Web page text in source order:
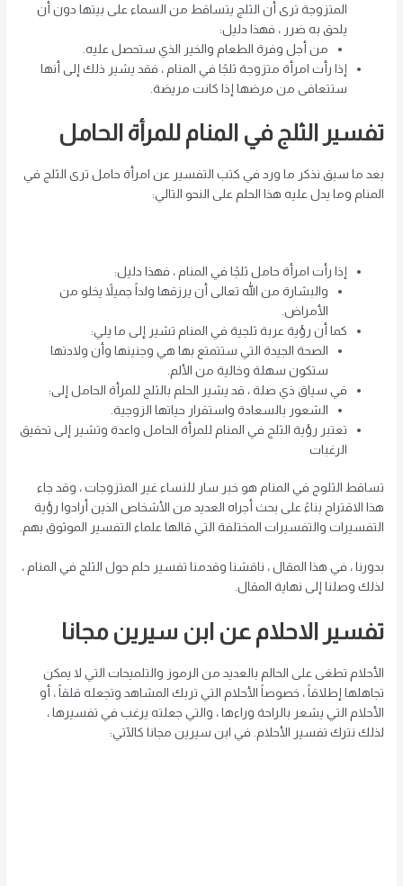
المتزوجة ترى أن الثلج يتساقط من السماء على بيتها دون أن
يلحق به ضرر ، فهذا دليل:
من أجل وفرة الطعام والخير الذي ستحصل عليه.
إذا رأت امرأة متزوجة ثلجًا في المنام ، فقد يشير ذلك إلى أنها
ستتعافى من مرضها إذا كانت مريضة.
تفسير الثلج في المنام للمرأة الحامل
بعد ما سبق نذكر ما ورد في كتب التفسير عن امرأة حامل ترى الثلج في
المنام وما يدل عليه هذا الحلم على النحو التالي:
إذا رأت امرأة حامل ثلجًا في المنام ، فهذا دليل:
والبشارة من الله تعالى أن يرزقها ولداً جميلاً يخلو من
الأمراض.
كما أن رؤية عربة ثلجية في المنام تشير إلى ما يلي:
الصحة الجيدة التي ستتمتع بها هي وجنينها وأن ولادتها
ستكون سهلة وخالية من الألم.
في سياق ذي صلة ، قد يشير الحلم بالثلج للمرأة الحامل إلى:
الشعور بالسعادة واستقرار حياتها الزوجية.
تعتبر رؤية الثلج في المنام للمرأة الحامل واعدة وتشير إلى تحقيق
الرغبات
تساقط الثلوج في المنام هو خبر سار للنساء غير المتزوجات ، وقد جاء
هذا الاقتراح بناءً على بحث أجراه العديد من الأشخاص الذين أرادوا رؤية
التفسيرات والتفسيرات المختلفة التي قالها علماء التفسير الموثوق بهم.
بدورنا ، في هذا المقال ، ناقشنا وقدمنا ​​تفسير حلم حول الثلج في المنام ،
لذلك وصلنا إلى نهاية المقال.
تفسير الاحلام عن ابن سيرين مجانا
الأحلام تطغى على الحالم بالعديد من الرموز والتلميحات التي لا يمكن
تجاهلها إطلاقاً ، خصوصاً الأحلام التي تربك المشاهد وتجعله قلقاً ، أو
الأحلام التي يشعر بالراحة وراءها ، والتي جعلته يرغب في تفسيرها ،
لذلك نترك تفسير الأحلام. في ابن سيرين مجانا كالآتي: